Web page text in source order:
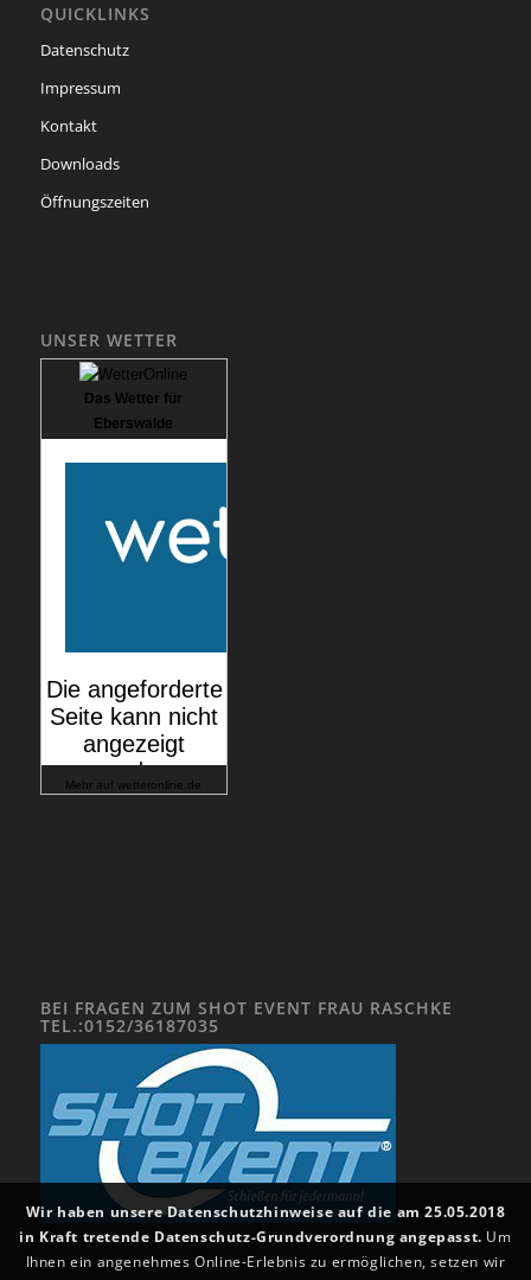
QUICKLINKS
Datenschutz
Impressum
Kontakt
Downloads
Öffnungszeiten
UNSER WETTER
Das Wetter für
Eberswalde
Mehr aufwetteronline.de
BEI FRAGEN ZUM SHOT EVENT FRAU RASCHKE
TEL.:0152/36187035
Wir haben unsere Datenschutzhinweise auf die am 25.05.2018
in Kraft tretende Datenschutz-Grundverordnung angepasst. Um
Ihnen ein angenehmes Online-Erlebnis zu ermöglichen, setzen wir